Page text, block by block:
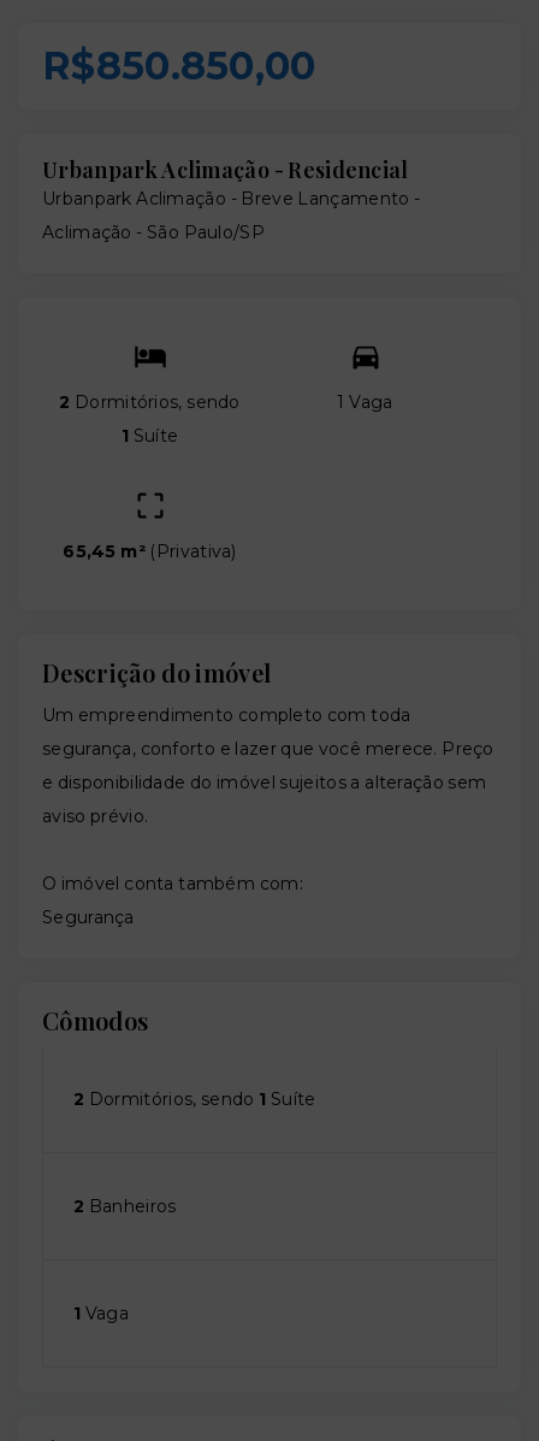
R$850.850,00
Urbanpark Aclimação - Residencial
Urbanpark Aclimação - Breve Lançamento -
Aclimação - São Paulo/SP
2 Dormitórios, sendo
1 Suíte
1 Vaga
65,45 m² ( Privativa)
Descrição do imóvel
Um empreendimento completo com toda
segurança, conforto e lazer que você merece. Preço
e disponibilidade do imóvel sujeitos a alteração sem
aviso prévio.
O imóvel conta também com:
Segurança
Cômodos
2 Dormitórios, sendo 1 Suíte
2 Banheiros
1 Vaga